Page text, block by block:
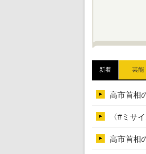
新着 芸能